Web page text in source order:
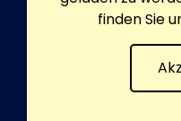
finden Sie